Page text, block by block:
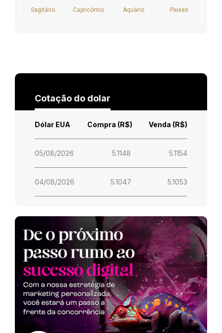
Cotação do dolar
Dólar EUA Compra (R$) Venda (R$)
05/08/2026 5.1148 5.1154
04/08/2026 5.1047 5.1053